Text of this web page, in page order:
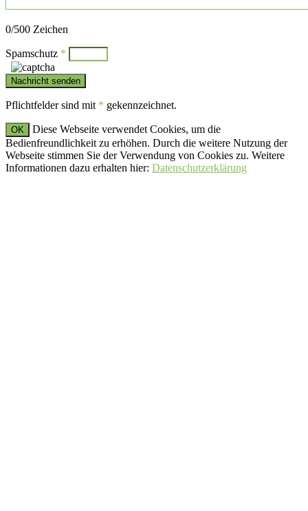
0/500 Zeichen
Spamschutz *
Pflichtfelder sind mit * gekennzeichnet.
OK
Diese Webseite verwendet Cookies, um die
Bedienfreundlichkeit zu erhöhen. Durch die weitere Nutzung der
Webseite stimmen Sie der Verwendung von Cookies zu. Weitere
Informationen dazu erhalten hier: Datenschutzerklärung